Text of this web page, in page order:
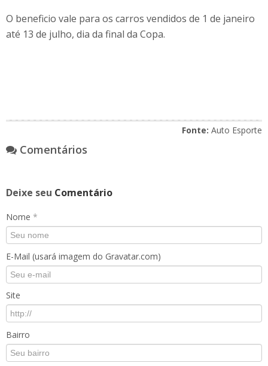
O beneficio vale para os carros vendidos de 1 de janeiro
até 13 de julho, dia da final da Copa.
Fonte: Auto Esporte
Comentários
Deixe seu Comentário
Nome *
E-Mail (usará imagem do Gravatar.com)
Site
Bairro